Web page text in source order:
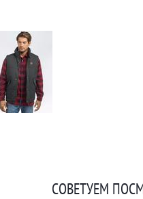
СОВЕТУЕМ